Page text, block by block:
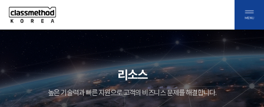
리소스
높은 기술력과 빠른 지원으로 고객의 비즈니스 문제를 해결합니다.